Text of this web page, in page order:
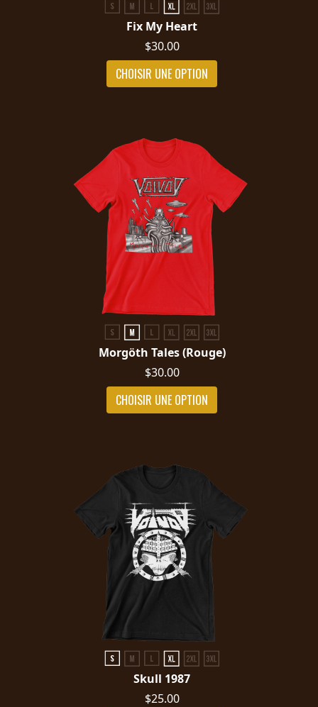
Fix My Heart
$30.00
CHOISIR UNE OPTION
Morgöth Tales (Rouge)
$30.00
CHOISIR UNE OPTION
Skull 1987
$25.00